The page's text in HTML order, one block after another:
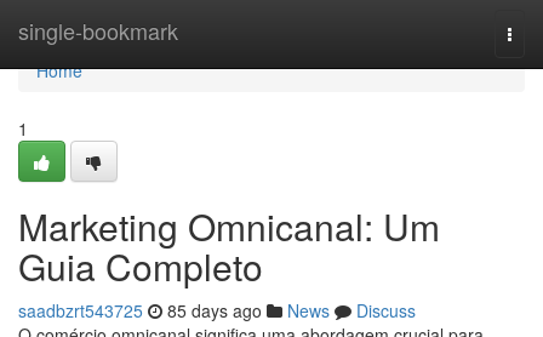
single-bookmark
Home
Home
1
Marketing Omnicanal: Um
Guia Completo
saadbzrt543725 85 days ago News
Discuss